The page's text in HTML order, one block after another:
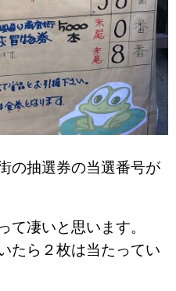
の抽選券の当選番号が
て凄いと思います。
たら２枚は当たってい